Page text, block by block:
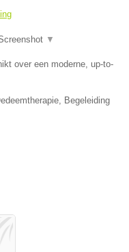
▼
over een moderne, up-to-
Begeleiding